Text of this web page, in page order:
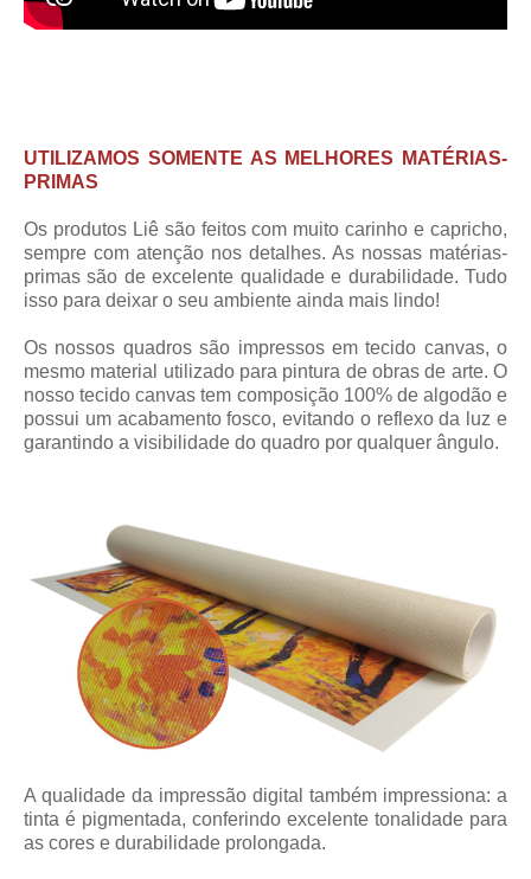
UTILIZAMOS SOMENTE AS MELHORES MATÉRIAS-
PRIMAS
Os produtos Liê são feitos com muito carinho e capricho,
sempre com atenção nos detalhes. As nossas matérias-
primas são de excelente qualidade e durabilidade. Tudo
isso para deixar o seu ambiente ainda mais lindo!
Os nossos quadros são impressos em tecido canvas, o
mesmo material utilizado para pintura de obras de arte. O
nosso tecido canvas tem composição 100% de algodão e
possui um acabamento fosco, evitando o reflexo da luz e
garantindo a visibilidade do quadro por qualquer ângulo.
A qualidade da impressão digital também impressiona: a
tinta é pigmentada, conferindo excelente tonalidade para
as cores e durabilidade prolongada.